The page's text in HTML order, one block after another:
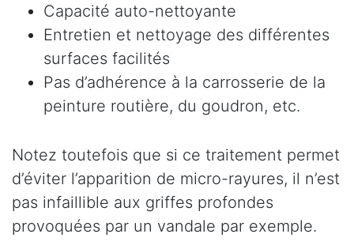
Capacité auto-nettoyante
Entretien et nettoyage des différentes
surfaces facilités
Pas d’adhérence à la carrosserie de la
peinture routière, du goudron, etc.
Notez toutefois que si ce traitement permet
d’éviter l’apparition de micro-rayures, il n’est
pas infaillible aux griffes profondes
provoquées par un vandale par exemple.